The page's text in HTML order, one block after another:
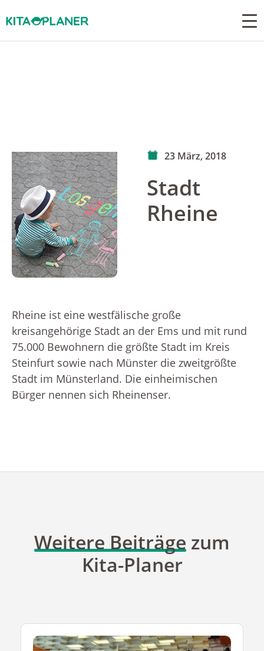
23 März, 2018
Stadt
Rheine
Rheine ist eine westfälische große
kreisangehörige Stadt an der Ems und mit rund
75.000 Bewohnern die größte Stadt im Kreis
Steinfurt sowie nach Münster die zweitgrößte
Stadt im Münsterland. Die einheimischen
Bürger nennen sich Rheinenser.
Weitere Beiträge zum
Kita-Planer